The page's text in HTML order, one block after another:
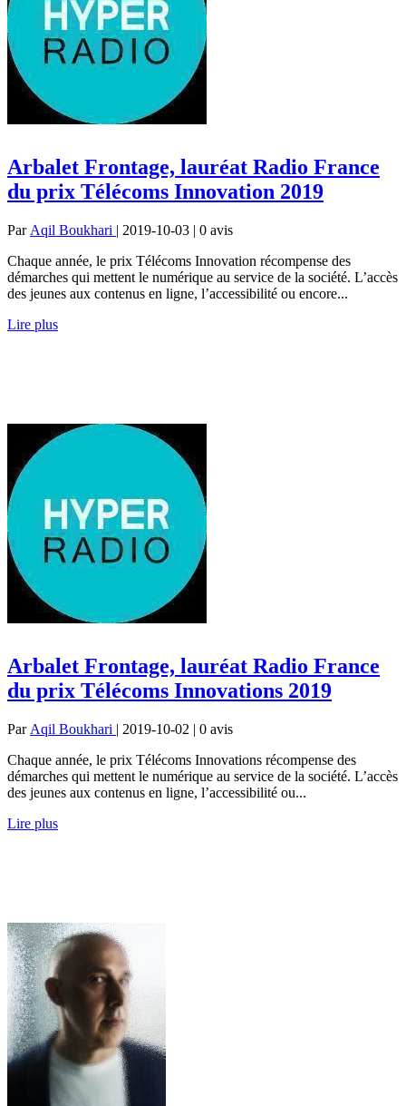
Arbalet Frontage, lauréat Radio France
du prix Télécoms Innovation 2019
Par Aqil Boukhari | 2019-10-03 | 0 avis
Chaque année, le prix Télécoms Innovation récompense des
démarches qui mettent le numérique au service de la société. L’accès
des jeunes aux contenus en ligne, l’accessibilité ou encore...
Lire plus
Arbalet Frontage, lauréat Radio France
du prix Télécoms Innovations 2019
Par Aqil Boukhari | 2019-10-02 | 0 avis
Chaque année, le prix Télécoms Innovations récompense des
démarches qui mettent le numérique au service de la société. L’accès
des jeunes aux contenus en ligne, l’accessibilité ou...
Lire plus